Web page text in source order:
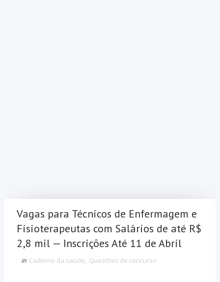
Vagas para Técnicos de Enfermagem e
Fisioterapeutas com Salários de até R$
2,8 mil — Inscrições Até 11 de Abril
in Caderno da saúde, Questões de concurso